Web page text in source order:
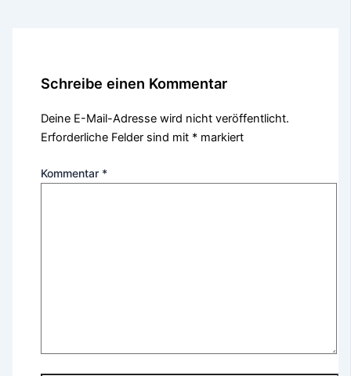
Schreibe einen Kommentar
Deine E-Mail-Adresse wird nicht veröffentlicht.
Erforderliche Felder sind mit * markiert
Kommentar *